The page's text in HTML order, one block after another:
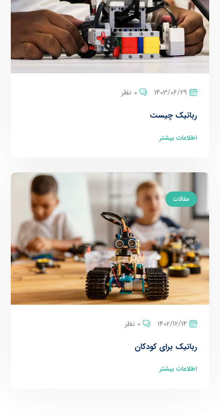
1403/06/29 0 نظر
رباتیک چیست
اطلاعات بیشتر
مقالات
1402/12/14 0 نظر
رباتیک برای کودکان
اطلاعات بیشتر